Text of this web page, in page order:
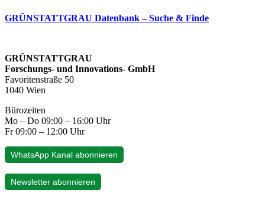
GRÜNSTATTGRAU Datenbank – Suche & Finde
GRÜNSTATTGRAU
Forschungs- und Innovations- GmbH
Favoritenstraße 50
1040 Wien
Bürozeiten
Mo – Do 09:00 – 16:00 Uhr
Fr 09:00 – 12:00 Uhr
WhatsApp Kanal abonnieren
Newsletter abonnieren